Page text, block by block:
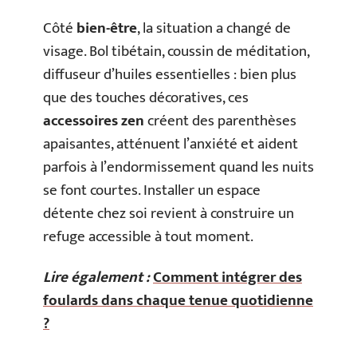
Côtébien-être, la situation a changé de
visage. Bol tibétain, coussin de méditation,
diffuseur d’huiles essentielles : bien plus
que des touches décoratives, ces
accessoires zencréent des parenthèses
apaisantes, atténuent l’anxiété et aident
parfois à l’endormissement quand les nuits
se font courtes. Installer un espace
détente chez soi revient à construire un
refuge accessible à tout moment.
Lire également :Comment intégrer des
foulards dans chaque tenue quotidienne
?